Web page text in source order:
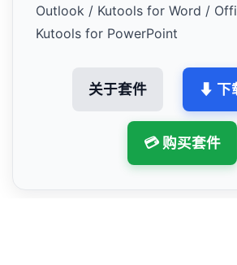
Outlook / Kutools for Word /
Kutools for PowerPoint
关于套件 ⬇ 下
💳 购买套件